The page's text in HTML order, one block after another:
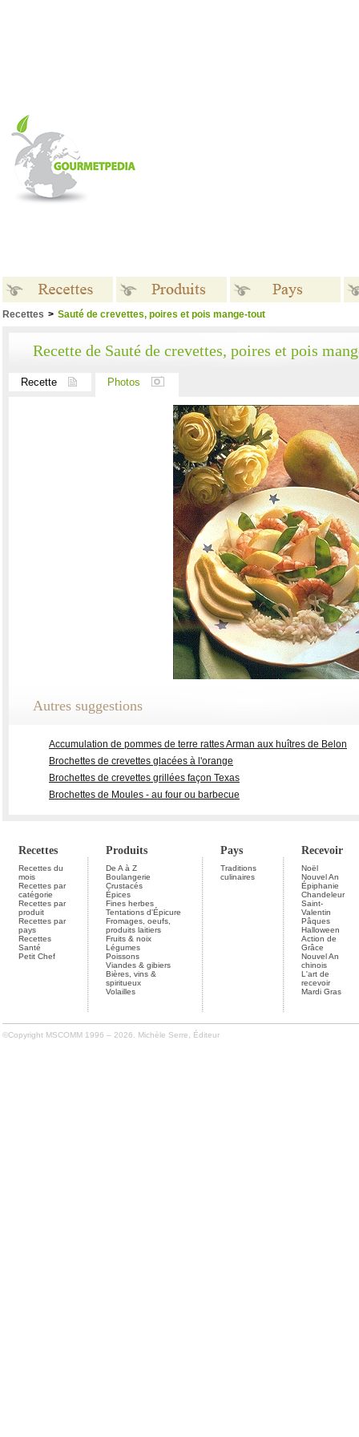
Recettes > Sauté de crevettes, poires et pois mange-tout
Recette de Sauté de crevettes, poires et pois
Recette Photos
Autres suggestions
Accumulation de pommes de terre rattes Arman aux huîtres de Belon
Brochettes de crevettes glacées à l'orange
Brochettes de crevettes grillées façon Texas
Brochettes de Moules - au four ou barbecue
Recettes Produits Pays Recevoir
Recettes du
mois
Recettes par
catégorie
Recettes par
produit
Recettes par
pays
Recettes
Santé
Petit Chef
De A à Z
Boulangerie
Crustacés
Épices
Fines herbes
Tentations d'Épicure
Fromages, oeufs,
produits laitiers
Fruits & noix
Légumes
Poissons
Viandes & gibiers
Bières, vins &
spiritueux
Volailles
Traditions
culinaires
Noël
Nouvel An
Épiphanie
Chandeleur
Saint-
Valentin
Pâques
Halloween
Action de
Grâce
Nouvel An
chinois
L'art de
recevoir
Mardi Gras
©Copyright MSCOMM 1996 – 2026. Michèle Serre, Éditeur
Recettes Produits